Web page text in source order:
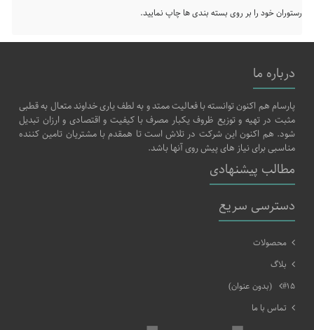
رستوران خود را بر روی بسته بندی ها چاپ نمایید.
درباره ما
پارسام هم اکنون توانسته با فعالیت ممتد و به لطف یاری خداوند متعال به قطبی
مثبت در تهیه و توزیع ظروف یکبار مصرف با کیفیت و اقتصادی و ارزان تبدیل
شود. هم اکنون این شرکت در تلاش است تا همقدم با مشتریان تامین کننده
مناسبی برای نیاز های پیش روی آنها باشد.
مطالب پیشنهادی
دسترسی سریع
محصولات
بلاگ
#۱۵ (بدون عنوان)
تماس با ما